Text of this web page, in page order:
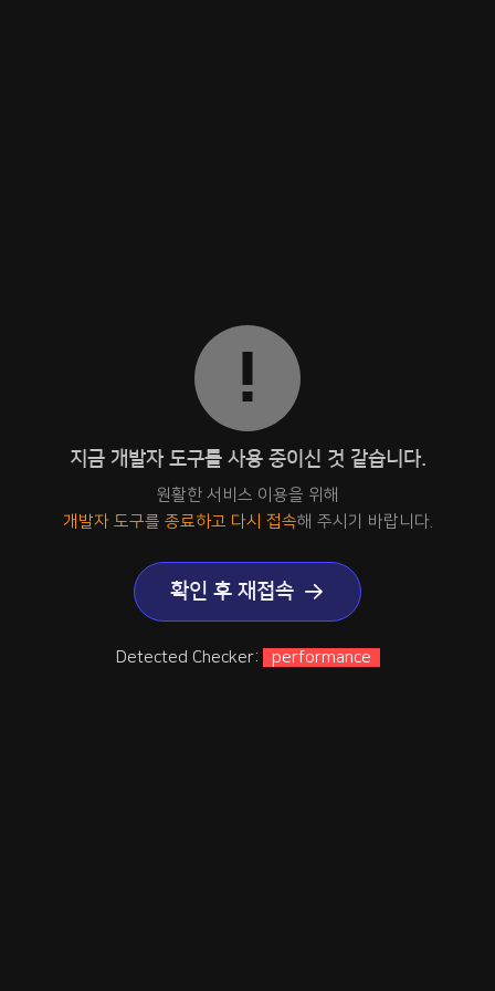
지금 개발자 도구를 사용 중이신 것 같습니다.
원활한 서비스 이용을 위해
개발자 도구를 종료하고 다시 접속해 주시기 바랍니다.
확인 후 재접속
Detected Checker: performance